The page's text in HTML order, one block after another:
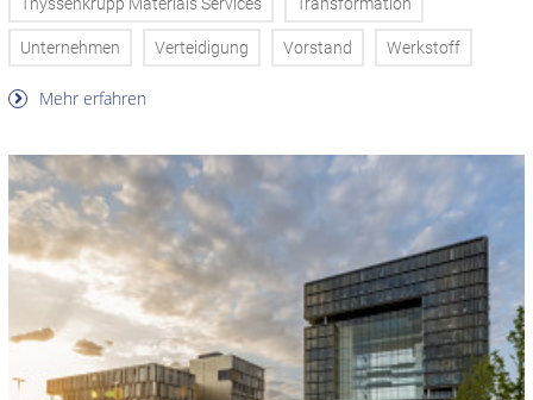
Thyssenkrupp Materials Services Transformation
Unternehmen Verteidigung Vorstand Werkstoff
Mehr erfahren